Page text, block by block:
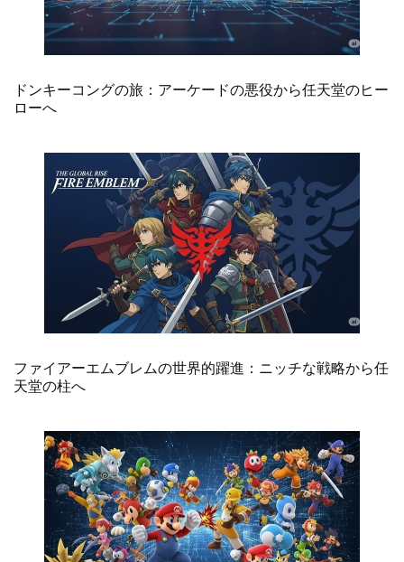
ドンキーコングの旅：アーケードの悪役から任天堂のヒー
ローへ
ファイアーエムブレムの世界的躍進：ニッチな戦略から任
天堂の柱へ